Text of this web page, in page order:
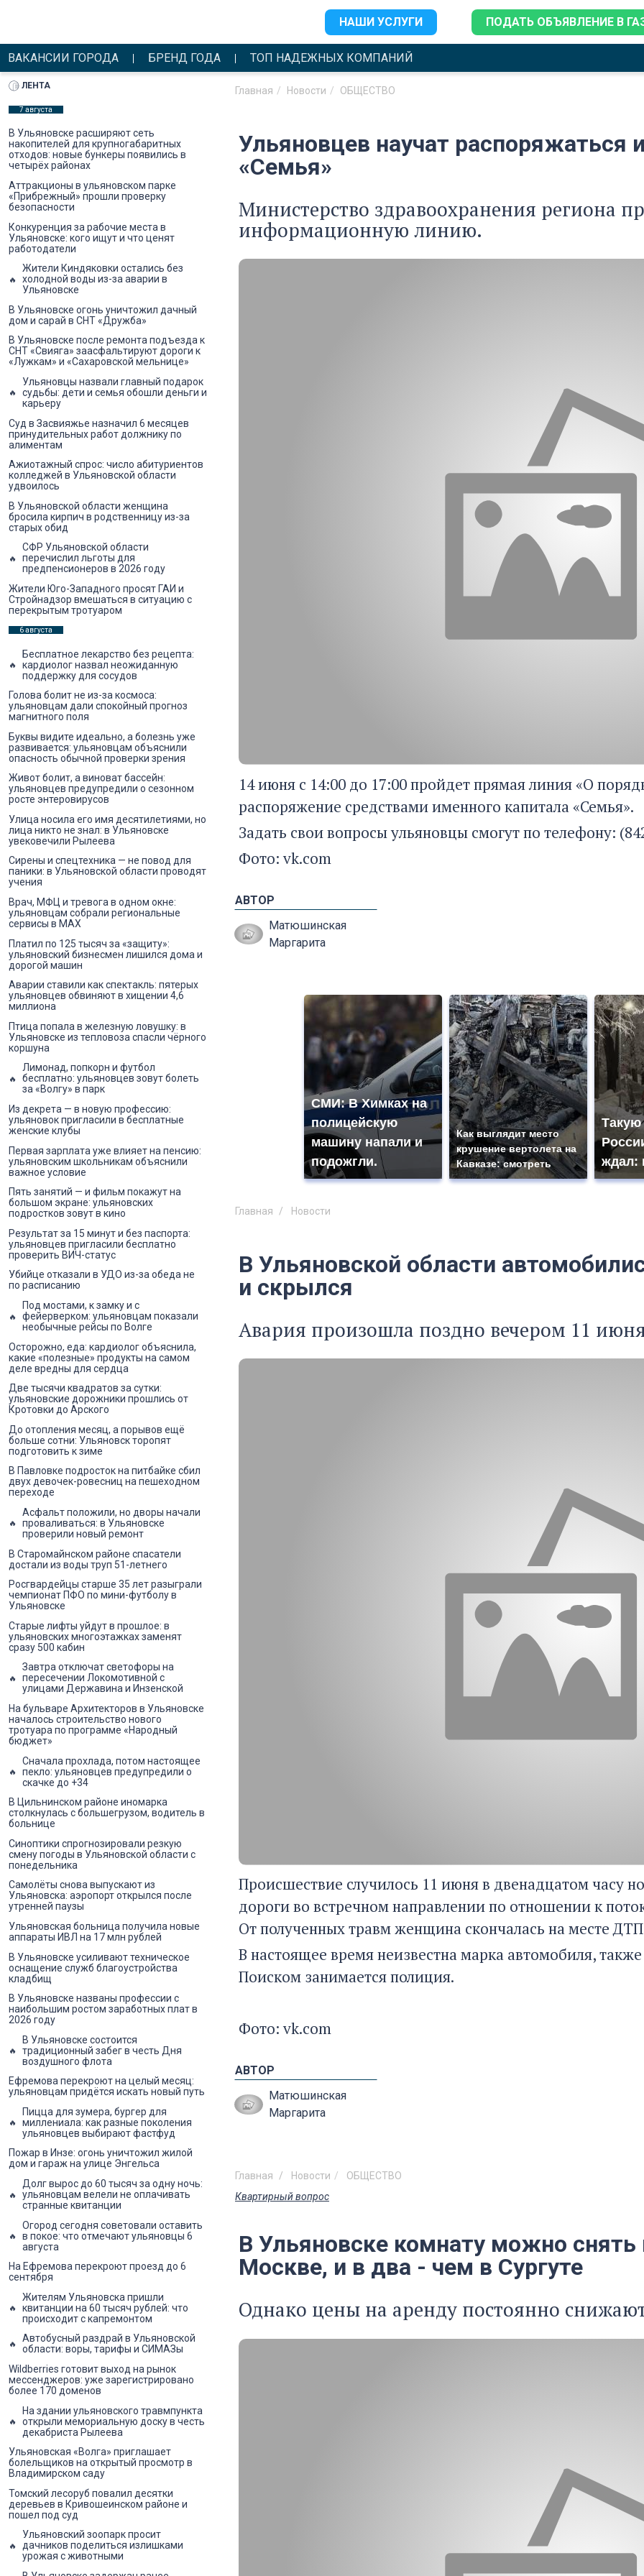
НАШИ УСЛУГИ ПОДАТЬ ОБЪЯВЛЕНИЕ В
ВАКАНСИИ ГОРОДА БРЕНД ГОДА ТОП НАДЕЖНЫХ КОМПАНИЙ
Главная Новости ОБЩЕСТВО
Ульяновцев научат
«Семья»
Министерство здравоохранения региона
информационную линию.
14 июня с 14:00 до 17:00 пройдет прямая линия «О
распоряжение средствами именного капитала «Семья».
Задать свои вопросы ульяновцы смогут по телефону:
Фото: vk.com
АВТОР
Матюшинская
Маргарита
СМИ: В Химках на
полицейскую
машину напали и
подожгли.
Как выглядит место
крушение вертолета на
Кавказе: смотреть
Такую
ждал:
Главная Новости
В Ульяновской области
и скрылся
Авария произошла поздно вечером 11
Происшествие случилось 11 июня в двенадцатом часу
дороги во встречном направлении по отношении к
От полученных травм женщина скончалась на месте
В настоящее время неизвестна марка автомобиля,
Поиском занимается полиция.
Фото: vk.com
АВТОР
Матюшинская
Маргарита
Главная Новости
ОБЩЕСТВО
Квартирный вопрос
В Ульяновске комнату можно
Москве, и в два - чем в Сургуте
Однако цены на аренду постоянно
ЛЕНТА
7 августа
В Ульяновске расширяют сеть
накопителей для крупногабаритных
отходов: новые бункеры появились в
четырёх районах
Аттракционы в ульяновском парке
«Прибрежный» прошли проверку
безопасности
Конкуренция за рабочие места в
Ульяновске: кого ищут и что ценят
работодатели
Жители Киндяковки остались без
холодной воды из-за аварии в
Ульяновске
В Ульяновске огонь уничтожил дачный
дом и сарай в СНТ «Дружба»
В Ульяновске после ремонта подъезда к
СНТ «Свияга» заасфальтируют дороги к
«Лужкам» и «Сахаровской мельнице»
Ульяновцы назвали главный подарок
судьбы: дети и семья обошли деньги и
карьеру
Суд в Засвияжье назначил 6 месяцев
принудительных работ должнику по
алиментам
Ажиотажный спрос: число абитуриентов
колледжей в Ульяновской области
удвоилось
В Ульяновской области женщина
бросила кирпич в родственницу из-за
старых обид
СФР Ульяновской области
перечислил льготы для
предпенсионеров в 2026 году
Жители Юго-Западного просят ГАИ и
Стройнадзор вмешаться в ситуацию с
перекрытым тротуаром
6 августа
Бесплатное лекарство без рецепта:
кардиолог назвал неожиданную
поддержку для сосудов
Голова болит не из-за космоса:
ульяновцам дали спокойный прогноз
магнитного поля
Буквы видите идеально, а болезнь уже
развивается: ульяновцам объяснили
опасность обычной проверки зрения
Живот болит, а виноват бассейн:
ульяновцев предупредили о сезонном
росте энтеровирусов
Улица носила его имя десятилетиями, но
лица никто не знал: в Ульяновске
увековечили Рылеева
Сирены и спецтехника — не повод для
паники: в Ульяновской области проводят
учения
Врач, МФЦ и тревога в одном окне:
ульяновцам собрали региональные
сервисы в MAX
Платил по 125 тысяч за «защиту»:
ульяновский бизнесмен лишился дома и
дорогой машин
Аварии ставили как спектакль: пятерых
ульяновцев обвиняют в хищении 4,6
миллиона
Птица попала в железную ловушку: в
Ульяновске из тепловоза спасли чёрного
коршуна
Лимонад, попкорн и футбол
бесплатно: ульяновцев зовут болеть
за «Волгу» в парк
Из декрета — в новую профессию:
ульяновок пригласили в бесплатные
женские клубы
Первая зарплата уже влияет на пенсию:
ульяновским школьникам объяснили
важное условие
Пять занятий — и фильм покажут на
большом экране: ульяновских
подростков зовут в кино
Результат за 15 минут и без паспорта:
ульяновцев пригласили бесплатно
проверить ВИЧ-статус
Убийце отказали в УДО из-за обеда не
по расписанию
Под мостами, к замку и с
фейерверком: ульяновцам показали
необычные рейсы по Волге
Осторожно, еда: кардиолог объяснила,
какие «полезные» продукты на самом
деле вредны для сердца
Две тысячи квадратов за сутки:
ульяновские дорожники прошлись от
Кротовки до Арского
До отопления месяц, а порывов ещё
больше сотни: Ульяновск торопят
подготовить к зиме
В Павловке подросток на питбайке сбил
двух девочек-ровесниц на пешеходном
переходе
Асфальт положили, но дворы начали
проваливаться: в Ульяновске
проверили новый ремонт
В Старомайнском районе спасатели
достали из воды труп 51-летнего
Росгвардейцы старше 35 лет разыграли
чемпионат ПФО по мини-футболу в
Ульяновске
Старые лифты уйдут в прошлое: в
ульяновских многоэтажках заменят
сразу 500 кабин
Завтра отключат светофоры на
пересечении Локомотивной с
улицами Державина и Инзенской
На бульваре Архитекторов в Ульяновске
началось строительство нового
тротуара по программе «Народный
бюджет»
Сначала прохлада, потом настоящее
пекло: ульяновцев предупредили о
скачке до +34
В Цильнинском районе иномарка
столкнулась с большегрузом, водитель в
больнице
Синоптики спрогнозировали резкую
смену погоды в Ульяновской области с
понедельника
Самолёты снова выпускают из
Ульяновска: аэропорт открылся после
утренней паузы
Ульяновская больница получила новые
аппараты ИВЛ на 17 млн рублей
В Ульяновске усиливают техническое
оснащение служб благоустройства
кладбищ
В Ульяновске названы профессии с
наибольшим ростом заработных плат в
2026 году
В Ульяновске состоится
традиционный забег в честь Дня
воздушного флота
Ефремова перекроют на целый месяц:
ульяновцам придётся искать новый путь
Пицца для зумера, бургер для
миллениала: как разные поколения
ульяновцев выбирают фастфуд
Пожар в Инзе: огонь уничтожил жилой
дом и гараж на улице Энгельса
Долг вырос до 60 тысяч за одну ночь:
ульяновцам велели не оплачивать
странные квитанции
Огород сегодня советовали оставить
в покое: что отмечают ульяновцы 6
августа
На Ефремова перекроют проезд до 6
сентября
Жителям Ульяновска пришли
квитанции на 60 тысяч рублей: что
происходит с капремонтом
Автобусный раздрай в Ульяновской
области: воры, тарифы и СИМАЗы
Wildberries готовит выход на рынок
мессенджеров: уже зарегистрировано
более 170 доменов
На здании ульяновского травмпункта
открыли мемориальную доску в честь
декабриста Рылеева
Ульяновская «Волга» приглашает
болельщиков на открытый просмотр в
Владимирском саду
Томский лесоруб повалил десятки
деревьев в Кривошеинском районе и
пошел под суд
Ульяновский зоопарк просит
дачников поделиться излишками
урожая с животными